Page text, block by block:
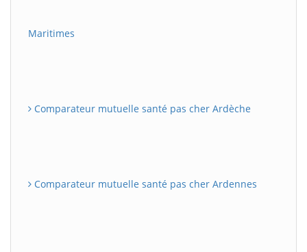
Maritimes
Comparateur mutuelle santé pas cher Ardèche
Comparateur mutuelle santé pas cher Ardennes